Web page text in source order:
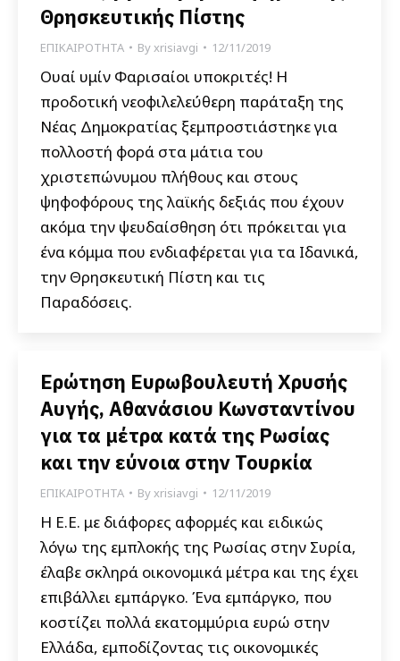
Θρησκευτικής Πίστης
ΕΠΙΚΑΙΡΟΤΗΤΑ Byxrisiavgi 12/11/2019
Ουαί υμίν Φαρισαίοι υποκριτές! Η
προδοτική νεοφιλελεύθερη παράταξη της
Νέας Δημοκρατίας ξεμπροστιάστηκε για
πολλοστή φορά στα μάτια του
χριστεπώνυμου πλήθους και στους
ψηφοφόρους της λαϊκής δεξιάς που έχουν
ακόμα την ψευδαίσθηση ότι πρόκειται για
ένα κόμμα που ενδιαφέρεται για τα Ιδανικά,
την Θρησκευτική Πίστη και τις
Παραδόσεις.
Ερώτηση Ευρωβουλευτή Χρυσής
Αυγής, Αθανάσιου Κωνσταντίνου
για τα μέτρα κατά της Ρωσίας
και την εύνοια στην Τουρκία
ΕΠΙΚΑΙΡΟΤΗΤΑ Byxrisiavgi 12/11/2019
Η Ε.Ε. με διάφορες αφορμές και ειδικώς
λόγω της εμπλοκής της Ρωσίας στην Συρία,
έλαβε σκληρά οικονομικά μέτρα και της έχει
επιβάλλει εμπάργκο. Ένα εμπάργκο, που
κοστίζει πολλά εκατομμύρια ευρώ στην
Ελλάδα, εμποδίζοντας τις οικονομικές